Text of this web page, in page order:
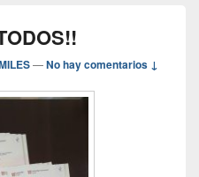
—No hay comentarios ↓